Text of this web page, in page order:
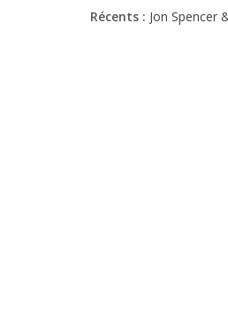
Récents : Jon Spencer
Charlie Puth